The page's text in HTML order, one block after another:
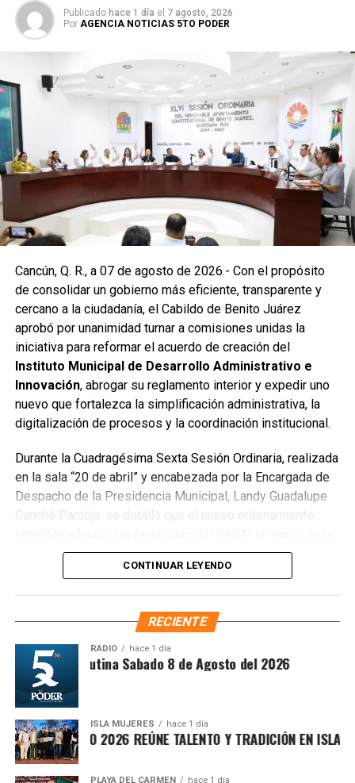
Posteriormente, en la Supermanzana 238, se atendió la
solicitud de vecinos mediante el desazolve de un pozo
pluvial localizado en el cruce de la Calle 53 con Calle 112.
Con apoyo de una máquina perforadora y una unidad
Vactor, se liberó el captador para prevenir
encharcamientos y mejorar el flujo hidráulico, lo que fue
reconocido por la comunidad como una respuesta
oportuna del gobierno municipal.
se reconstruyó la losa de bóveda y se instaló una nueva
rejilla en un pozo dañado por el tránsito de vehículos
pesados. De manera simultánea, se recuperó un espacio
público utilizado como basurero clandestino, del cual se
han retirado aproximadamente 150 toneladas de
escombros, cacharros y desechos vegetales. Se estima
que el saneamiento concluirá en dos días.
Finalmente, las Unidades Verdes de SIRESOL Cancún
convertirse en punto de disposición ilegal de basura. El
Ayuntamiento exhortó a la ciudadanía a reportar estas
prácticas y sumarse al esfuerzo colectivo para mantener
un Cancún limpio y con prosperidad compartida.
Fuente: 5to Poder Agencia de Noticias
Publicado hace 1 día el 7 agosto, 2026
Por AGENCIA NOTICIAS 5TO PODER
Cancún, Q. R., a 07 de agosto de 2026.- Con el propósito
de consolidar un gobierno más eficiente, transparente y
cercano a la ciudadanía, el Cabildo de Benito Juárez
aprobó por unanimidad turnar a comisiones unidas la
iniciativa para reformar el acuerdo de creación del
Instituto Municipal de Desarrollo Administrativo e
Innovación, abrogar su reglamento interior y expedir uno
nuevo que fortalezca la simplificación administrativa, la
digitalización de procesos y la coordinación institucional.
Durante la Cuadragésima Sexta Sesión Ordinaria, realizada
en la sala “20 de abril” y encabezada por la Encargada de
Despacho de la Presidencia Municipal, Landy Guadalupe
Canché Pantoja, se detalló que el nuevo ordenamiento
Ley Nacional para Eliminar Trámites Burocráticos
mediante la instauración de la Autoridad Municipal de
Simplificación y Digitalización. Con ello, se busca agilizar
trámites, reducir cargas administrativas y mejorar la
CONTINUAR LEYENDO
RECIENTE
RADIO hace 1 día
Síntesis Matutina Sabado 8 de Agosto del 2026
ISLA MUJERES hace 1 día
ISLEÑO 2026 REÚNE TALENTO Y TRADICIÓN EN ISLA
PLAYA DEL CARMEN hace 1 día